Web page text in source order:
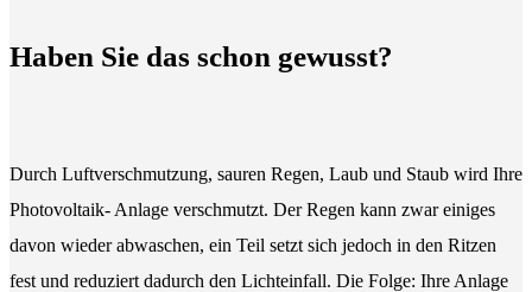
Haben Sie das schon gewusst?
Durch Luftverschmutzung, sauren Regen, Laub und Staub wird Ihre
Photovoltaik- Anlage verschmutzt. Der Regen kann zwar einiges
davon wieder abwaschen, ein Teil setzt sich jedoch in den Ritzen
fest und reduziert dadurch den Lichteinfall. Die Folge: Ihre Anlage